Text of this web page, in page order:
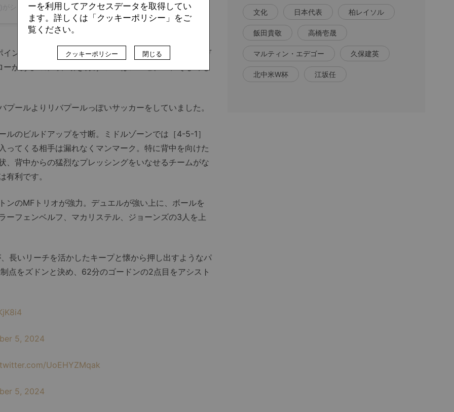
シェアした投稿
ントを取れなかったのは3試合だけです。ノッティンガ
があるのみで、引き分けの1つはアーセナル、そしても
ールよりリバプールっぽいサッカーをしていました。
のビルドアップを寸断。ミドルゾーンでは［4-5-1］
ってくる相手は漏れなくマンマーク。特に背中を向けた
、背中からの猛烈なプレッシングをいなせるチームがな
有利です。
のMFトリオが強力。デュエルが強い上に、ボールを
ーフェンベルフ、マカリステル、ジョーンズの3人を上
いリーチを活かしたキープと懐から押し出すようなパ
点をズドンと決め、62分のゴードンの2点目をアシスト
5, 2024
UoEHYZMqak
5, 2024
文化 日本代表 柏レイソル
飯田貴敬 高橋壱晟
マルティン・エデゴー 久保建英
北中米W杯 江坂任
ーを利用してアクセスデータを取得してい
ます。詳しくは「クッキーポリシー」をご
覧ください。
クッキーポリシー 閉じる